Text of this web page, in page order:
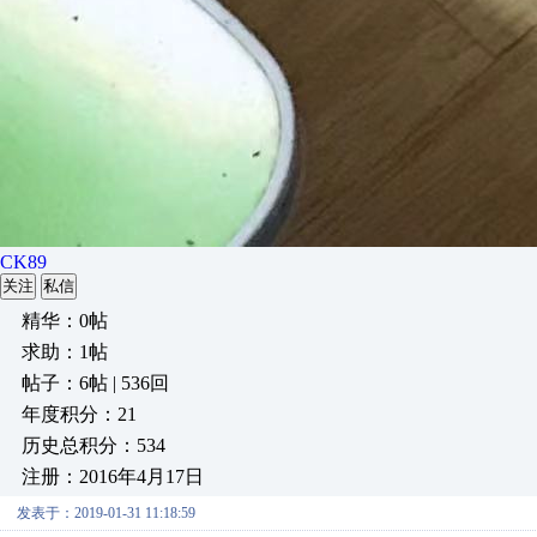
CK89
关注 私信
精华：0帖
求助：1帖
帖子：6帖 | 536回
年度积分：21
历史总积分：534
注册：2016年4月17日
发表于：2019-01-31 11:18:59